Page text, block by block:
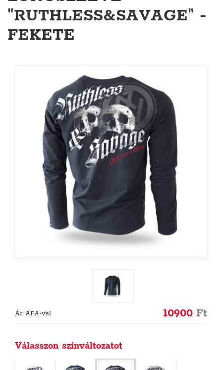
"RUTHLESS&SAVAGE" -
FEKETE
Ár ÁFA-val 10900 Ft
Válasszon színváltozatot